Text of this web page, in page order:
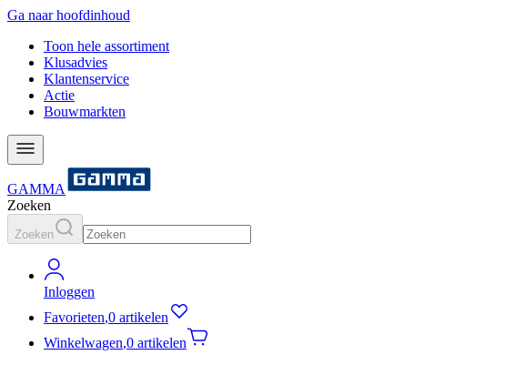
Ga naar hoofdinhoud
Toon hele assortiment
Klusadvies
Klantenservice
Actie
Bouwmarkten
GAMMA
Zoeken
Zoeken
Inloggen
Favorieten,0 artikelen
Winkelwagen,0 artikelen